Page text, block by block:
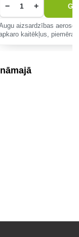
− +
aizsardzības
kaitēkļus,